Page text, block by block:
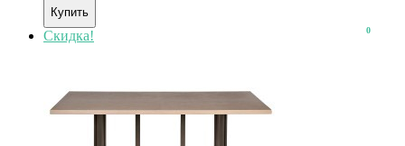
0
Купить
Скидка!